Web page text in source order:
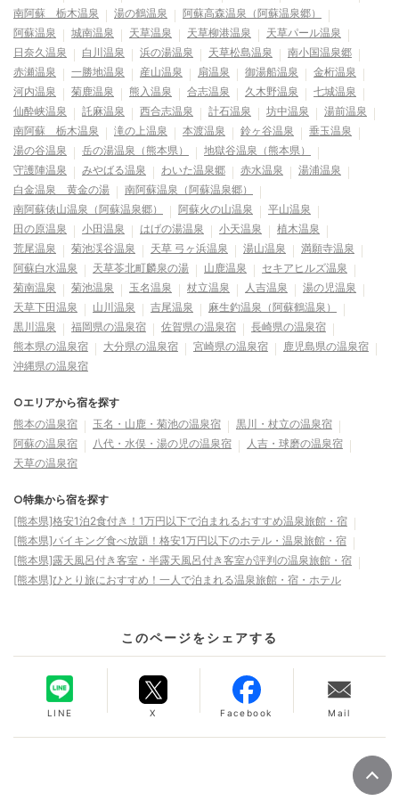
南阿蘇 栃木温泉
湯の鶴温泉
阿蘇高森温泉（阿蘇温泉郷）
阿蘇温泉
城南温泉 天草温泉 天草柳港温泉
天草パール温泉
日奈久温泉
白川温泉 浜の湯温泉 天草松島温泉
南小国温泉郷
赤瀬温泉
一勝地温泉 産山温泉 扇温泉 御湯船温泉
金桁温泉
河内温泉
菊鹿温泉 熊入温泉 合志温泉 久木野温泉
七城温泉
仙酔峡温泉
託麻温泉 西合志温泉 計石温泉 坊中温泉
湯前温泉
南阿蘇 栃木温泉
滝の上温泉 本渡温泉 鈴ヶ谷温泉
垂玉温泉
湯の谷温泉
岳の湯温泉（熊本県）
地獄谷温泉（熊本県）
守護陣温泉
みやばる温泉 わいた温泉郷 赤水温泉
湯浦温泉
白金温泉 黄金の湯
南阿蘇温泉（阿蘇温泉郷）
南阿蘇俵山温泉（阿蘇温泉郷）
阿蘇火の山温泉
平山温泉
田の原温泉
小田温泉 はげの湯温泉 小天温泉
植木温泉
荒尾温泉
菊池渓谷温泉 天草 弓ヶ浜温泉 湯山温泉
満願寺温泉
阿蘇白水温泉
天草苓北町麟泉の湯 山鹿温泉
セキアヒルズ温泉
菊南温泉
菊池温泉 玉名温泉 杖立温泉 人吉温泉
湯の児温泉
天草下田温泉
山川温泉 吉尾温泉
麻生釣温泉（阿蘇鶴温泉）
黒川温泉
福岡県の温泉宿 佐賀県の温泉宿
長崎県の温泉宿
熊本県の温泉宿
大分県の温泉宿 宮崎県の温泉宿
鹿児島県の温泉宿
沖縄県の温泉宿
○エリアから宿を探す
熊本の温泉宿
玉名・山鹿・菊池の温泉宿
黒川・杖立の温泉宿
阿蘇の温泉宿
八代・水俣・湯の児の温泉宿
人吉・球磨の温泉宿
天草の温泉宿
○特集から宿を探す
[熊本県]格安1泊2食付き！1万円以下で泊まれるおすすめ温泉旅館・宿
[熊本県]バイキング食べ放題！格安1万円以下のホテル・温泉旅館・宿
[熊本県]露天風呂付き客室・半露天風呂付き客室が評判の温泉旅館・宿
[熊本県]ひとり旅におすすめ！一人で泊まれる温泉旅館・宿・ホテル
このページをシェアする
LINE X Facebook Mail